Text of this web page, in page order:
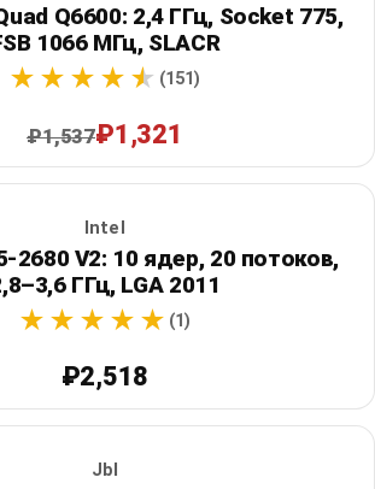
Q6600: 2,4 ГГц, Socket 775,
1066 МГц, SLACR
(151)
₽1,537₽1,321
Intel
2680 V2: 10 ядер, 20 потоков,
ГГц, LGA 2011
(1)
₽2,518
Jbl